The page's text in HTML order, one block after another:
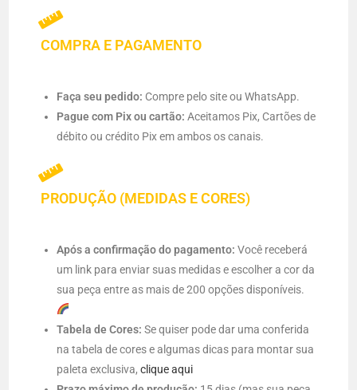
COMPRA E PAGAMENTO
Faça seu pedido: Compre pelo site ou WhatsApp.
Pague com Pix ou cartão: Aceitamos Pix, Cartões de
débito ou crédito Pix em ambos os canais.
PRODUÇÃO (MEDIDAS E CORES)
Após a confirmação do pagamento: Você receberá
um link para enviar suas medidas e escolher a cor da
sua peça entre as mais de 200 opções disponíveis.
Tabela de Cores: Se quiser pode dar uma conferida
na tabela de cores e algumas dicas para montar sua
paleta exclusiva,clique aqui